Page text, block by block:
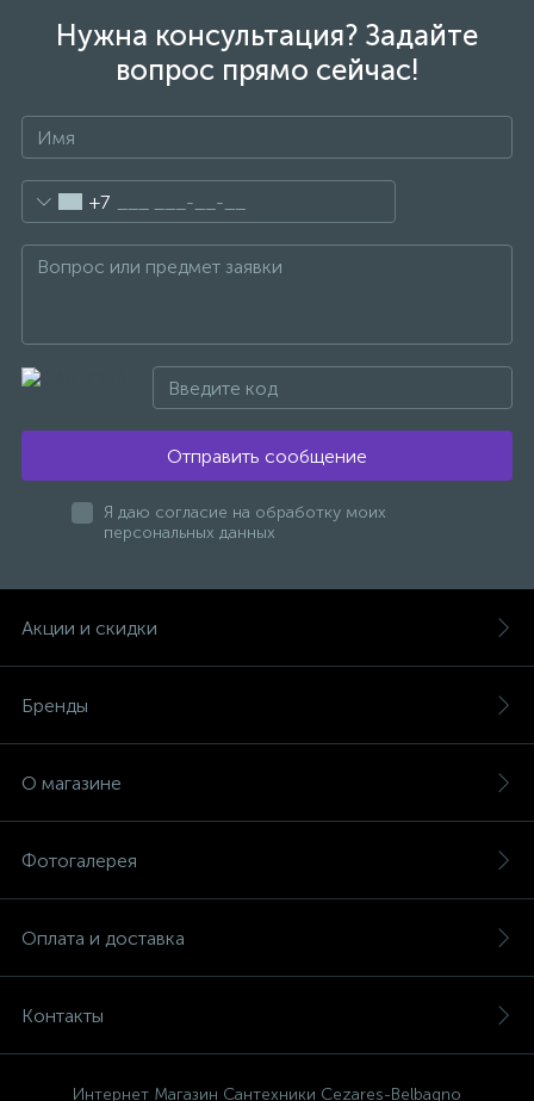
Нужна консультация? Задайте
вопрос прямо сейчас!
+7
Отправить сообщение
Я даю согласие на обработку моих
персональных данных
Акции и скидки
Бренды
О магазине
Фотогалерея
Оплата и доставка
Контакты
Интернет Магазин Сантехники Cezares-Belbagno